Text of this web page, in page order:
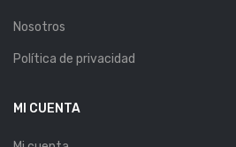
Nosotros
Política de privacidad
MI CUENTA